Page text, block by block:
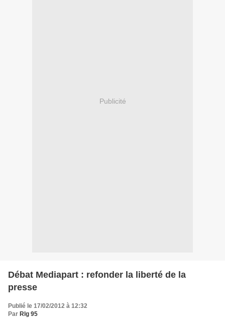
Publicité
Débat Mediapart : refonder la liberté de la
presse
Publié le 17/02/2012 à 12:32
Par Rlg 95